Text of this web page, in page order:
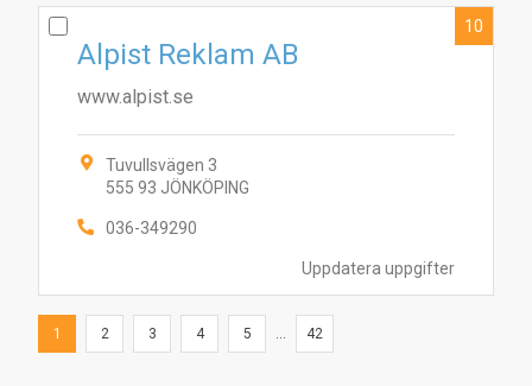
Uppdatera uppgifter
Alpist Reklam AB
www.alpist.se
Tuvullsvägen 3
555 93 JÖNKÖPING
036-349290
10
1 2 3 4 5 ... 42